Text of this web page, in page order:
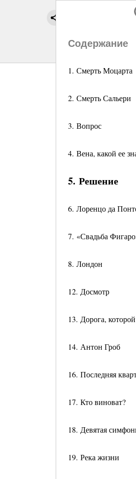
Содержание
1. Смерть Моцарта
2. Смерть Сальери
3. Вопрос
4. Вена, какой ее
5. Решение
6. Лоренцо да
7. «Свадьба
8. Лондон
12. Досмотр
13. Дорога,
14. Антон Гроб
16. Последняя
17. Кто виноват?
18. Девятая
19. Река жизни